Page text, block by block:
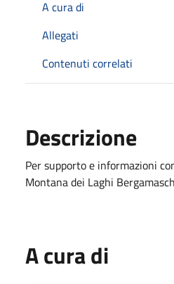
A cura di
Allegati
Contenuti correlati
Descrizione
Per supporto e informazioni
Montana dei Laghi
A cura di